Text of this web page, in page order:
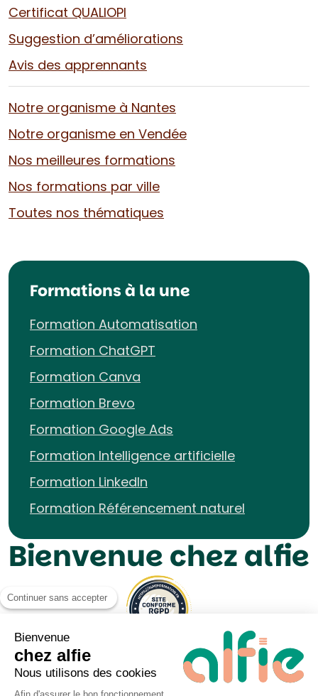
Certificat QUALIOPI
Suggestion d’améliorations
Avis des apprennants
Notre organisme à Nantes
Notre organisme en Vendée
Nos meilleures formations
Nos formations par ville
Toutes nos thématiques
Formations à la une
Formation Automatisation
Formation ChatGPT
Formation Canva
Formation Brevo
Formation Google Ads
Formation Intelligence artificielle
Formation LinkedIn
Formation Référencement naturel
Bienvenue chez alfie
Continuer sans accepter
Bienvenue
chez alfie
Nous utilisons des cookies
Afin d'assurer le bon fonctionnement